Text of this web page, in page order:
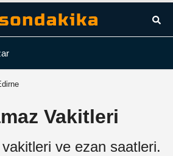
Vakitleri
ve ezan saatleri.